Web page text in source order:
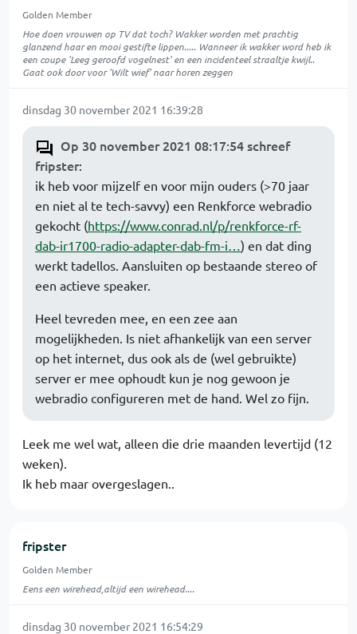
Golden Member
Hoe doen vrouwen op TV dat toch? Wakker worden met prachtig
glanzend haar en mooi gestifte lippen..... Wanneer ik wakker word heb ik
een coupe 'Leeg geroofd vogelnest' en een incidenteel straaltje kwijl..
Gaat ook door voor 'Wilt wief' naar horen zeggen
dinsdag 30 november 2021 16:39:28
Op 30 november 2021 08:17:54 schreef
fripster:
ik heb voor mijzelf en voor mijn ouders (>70 jaar
en niet al te tech-savvy) een Renkforce webradio
gekocht (https://www.conrad.nl/p/renkforce-rf-
dab-ir1700-radio-adapter-dab-fm-i…) en dat ding
werkt tadellos. Aansluiten op bestaande stereo of
een actieve speaker.
Heel tevreden mee, en een zee aan
mogelijkheden. Is niet afhankelijk van een server
op het internet, dus ook als de (wel gebruikte)
server er mee ophoudt kun je nog gewoon je
webradio configureren met de hand. Wel zo fijn.
Leek me wel wat, alleen die drie maanden levertijd (12
weken).
Ik heb maar overgeslagen..
fripster
Golden Member
Eens een wirehead,altijd een wirehead....
dinsdag 30 november 2021 16:54:29